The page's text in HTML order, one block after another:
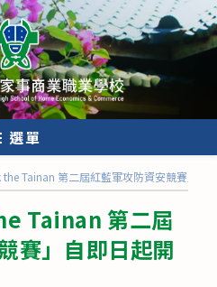
選單
the Tainan 第二屆紅藍軍攻防資安競賽」自
Tainan 第二屆
賽」自即日起開